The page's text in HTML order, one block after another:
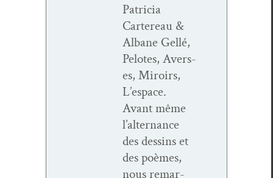
Patri­cia
Cartereau &
Albane Gel­lé,
Pelotes, Avers­
es, Miroirs,
L’espace.
Avant même
l’alternance
des dessins et
des poèmes,
nous remar­